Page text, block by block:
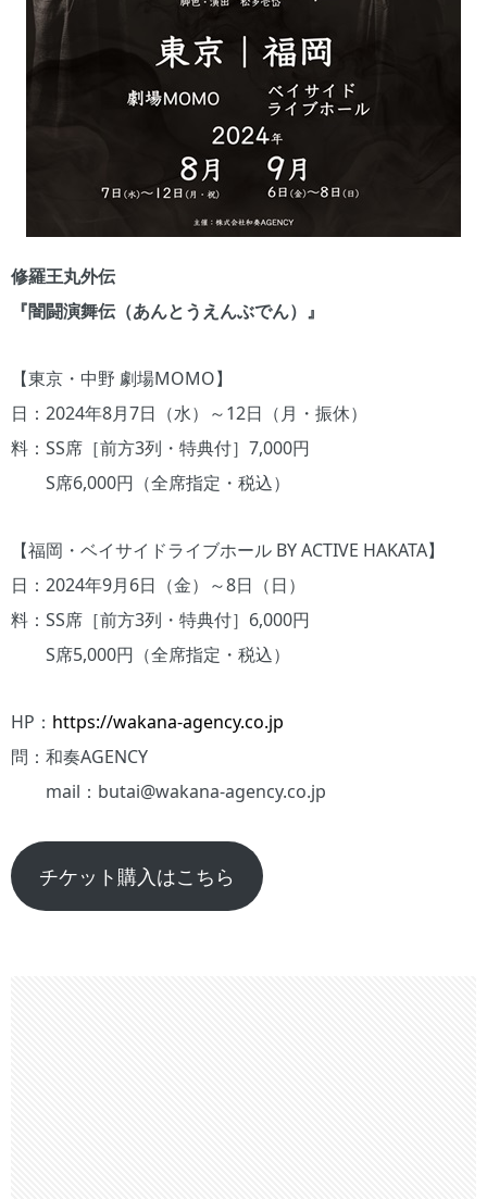
修羅王丸外伝
『闇闘演舞伝（あんとうえんぶでん）』
【東京・中野 劇場MOMO】
日：2024年8月7日（水）～12日（月・振休）
料：SS席［前方3列・特典付］7,000円
S席6,000円（全席指定・税込）
【福岡・ベイサイドライブホール BY ACTIVE HAKATA】
日：2024年9月6日（金）～8日（日）
料：SS席［前方3列・特典付］6,000円
S席5,000円（全席指定・税込）
HP： https://wakana-agency.co.jp
問：和奏AGENCY
mail：butai@wakana-agency.co.jp
チケット購入はこちら